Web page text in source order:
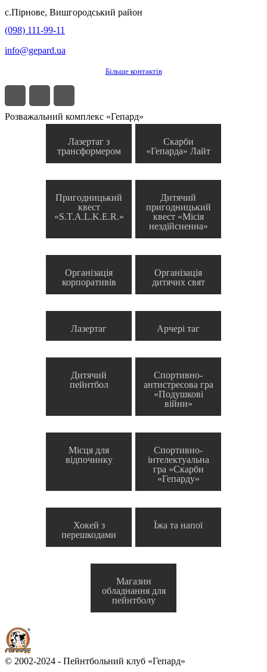
с.Пірнове, Вишгородський район
(098) 111-99-11
info@gepard.ua
Більше контактів
Розважальний комплекс «Гепард»
Лазертаг з
трансформером
Скарби
«Гепарда» Лайт
Пригодницький
квест
«S.T.A.L.K.E.R.»
Дитячий
пригодницький
квест «Місія
нездійсненна»
Організація
корпоративів
Організація
дитячих свят
Лазертаг Арчері таг
Дитячий
пейнтбол
Спортивно-
антистресова гра
«Подушкові
війни»
Місця для
відпочинку
Спортивно-
інтелектуальна
гра «Скарби
«Гепарду»
Хокей з
перешкодами
Їжа та напої
Магазин
обладнання для
пейнтболу
© 2002-2024 - Пейнтбольний клуб «Гепард»